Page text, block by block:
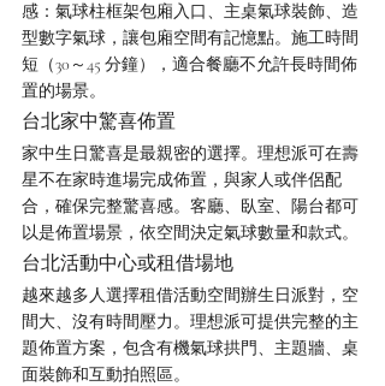
感：氣球柱框架包廂入口、主桌氣球裝飾、造
型數字氣球，讓包廂空間有記憶點。施工時間
短（30～45 分鐘），適合餐廳不允許長時間佈
置的場景。
台北家中驚喜佈置
家中生日驚喜是最親密的選擇。理想派可在壽
星不在家時進場完成佈置，與家人或伴侶配
合，確保完整驚喜感。客廳、臥室、陽台都可
以是佈置場景，依空間決定氣球數量和款式。
台北活動中心或租借場地
越來越多人選擇租借活動空間辦生日派對，空
間大、沒有時間壓力。理想派可提供完整的主
題佈置方案，包含有機氣球拱門、主題牆、桌
面裝飾和互動拍照區。